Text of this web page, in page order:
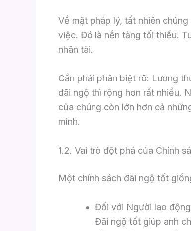
Về mặt pháp lý, tất nhiên
việc. Đó là nền tảng tối thiểu.
nhân tài.
Cần phải phân biệt rõ: Lương
đãi ngộ thì rộng hơn rất nhiều.
của chúng còn lớn hơn cả
mình.
1.2. Vai trò đột phá của Chính
Một chính sách đãi ngộ tốt
Đối với Người lao
Đãi ngộ tốt giúp anh